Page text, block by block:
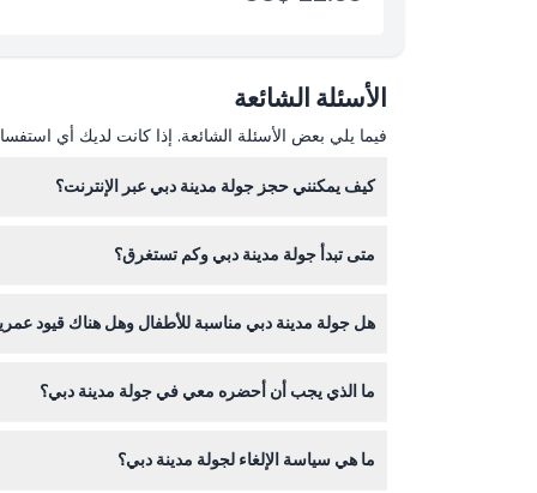
الأسئلة الشائعة
فيما يلي بعض الأسئلة الشائعة. إذا كانت لديك أي
كيف يمكنني حجز جولة مدينة دبي عبر الإنترنت؟
متى تبدأ جولة مدينة دبي وكم تستغرق؟
هل جولة مدينة دبي مناسبة للأطفال وهل هناك قيود
ما الذي يجب أن أحضره معي في جولة مدينة دبي؟
ما هي سياسة الإلغاء لجولة مدينة دبي؟